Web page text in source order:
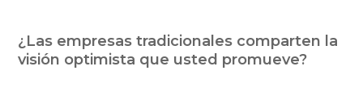
¿Las empresas tradicionales comparten la
visión optimista que usted promueve?